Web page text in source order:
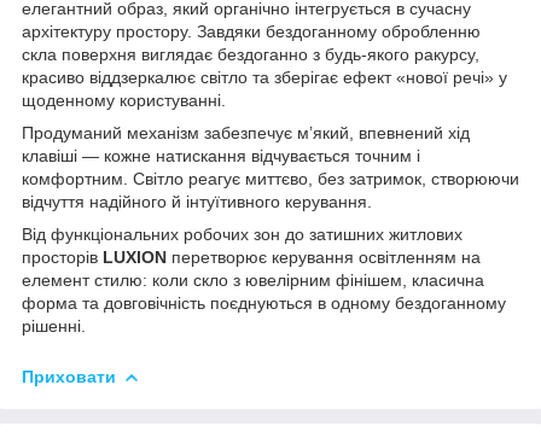
елегантний образ, який органічно інтегрується в сучасну
архітектуру простору. Завдяки бездоганному обробленню
скла поверхня виглядає бездоганно з будь-якого ракурсу,
красиво віддзеркалює світло та зберігає ефект «нової речі» у
щоденному користуванні.
Продуманий механізм забезпечує м’який, впевнений хід
клавіші — кожне натискання відчувається точним і
комфортним. Світло реагує миттєво, без затримок, створюючи
відчуття надійного й інтуїтивного керування.
Від функціональних робочих зон до затишних житлових
просторів LUXION перетворює керування освітленням на
елемент стилю: коли скло з ювелірним фінішем, класична
форма та довговічність поєднуються в одному бездоганному
рішенні.
Приховати